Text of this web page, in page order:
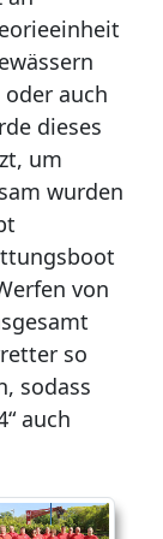
auch
dieses
um
wurden
von
so
sodass
auch